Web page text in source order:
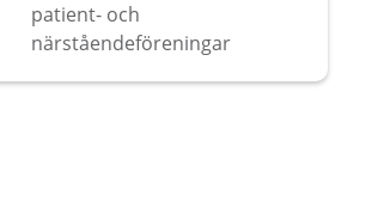
patient- och
närståendeföreningar